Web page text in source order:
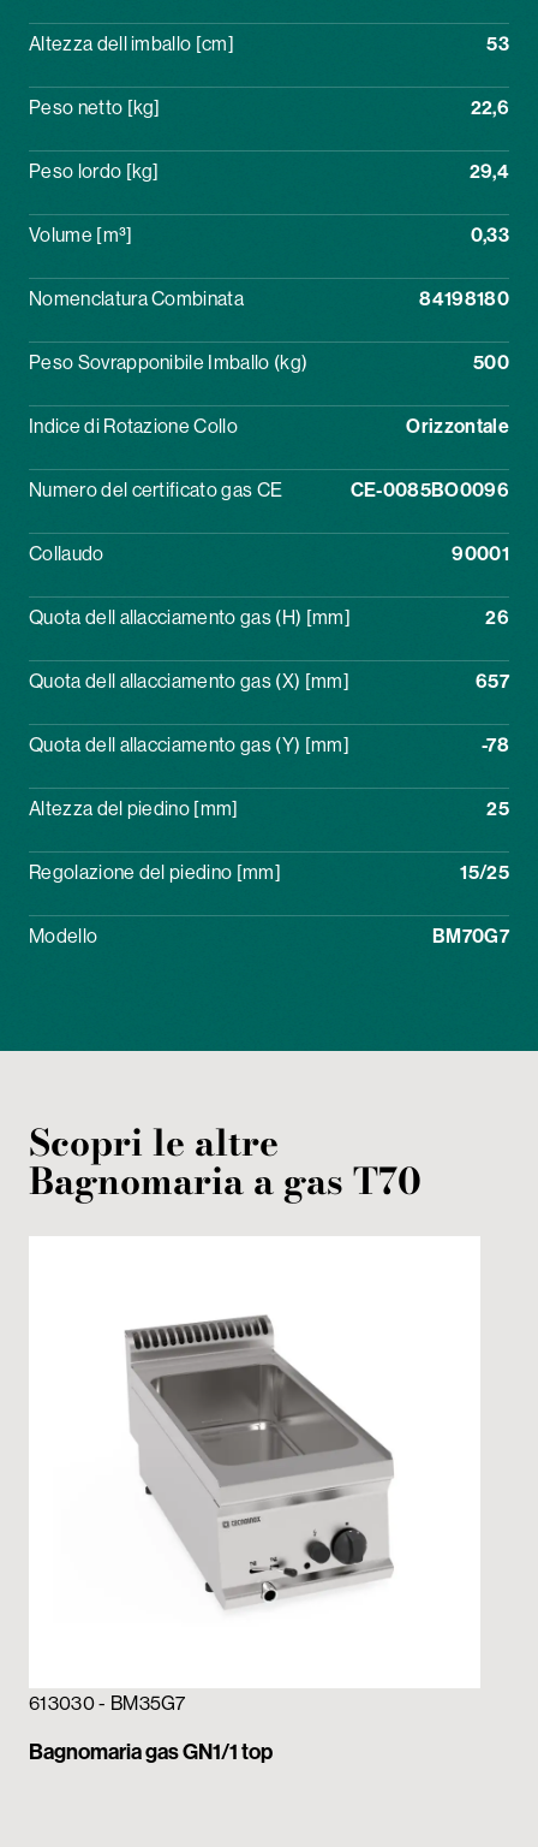
Altezza dell imballo [cm] 53
Peso netto [kg] 22,6
Peso lordo [kg] 29,4
Volume [m³] 0,33
Nomenclatura Combinata 84198180
Peso Sovrapponibile Imballo (kg) 500
Indice di Rotazione Collo Orizzontale
Numero del certificato gas CE CE-0085BO0096
Collaudo 90001
Quota dell allacciamento gas (H) [mm] 26
Quota dell allacciamento gas (X) [mm] 657
Quota dell allacciamento gas (Y) [mm] -78
Altezza del piedino [mm] 25
Regolazione del piedino [mm] 15/25
Modello BM70G7
Scopri le altre
Bagnomariaa gasT70
613030 - BM35G7
Bagnomaria gas GN1/1 top